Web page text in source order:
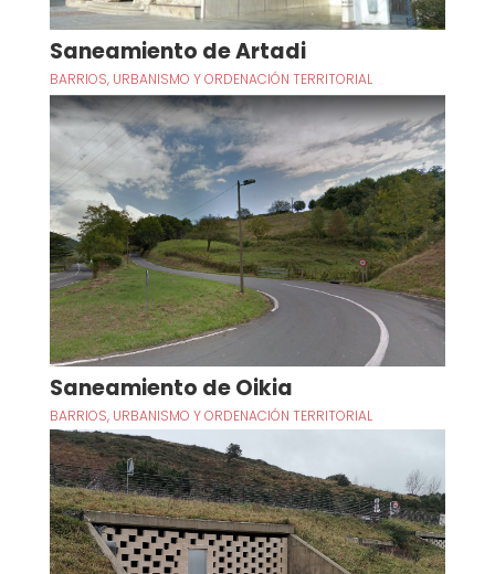
Saneamiento de Artadi
BARRIOS, URBANISMO Y ORDENACIÓN TERRITORIAL
Saneamiento de Oikia
BARRIOS, URBANISMO Y ORDENACIÓN TERRITORIAL